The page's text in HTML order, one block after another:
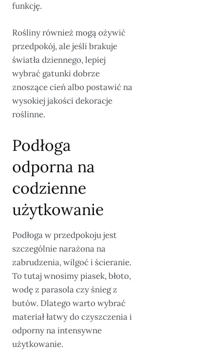
funkcję.
Rośliny również mogą ożywić
przedpokój, ale jeśli brakuje
światła dziennego, lepiej
wybrać gatunki dobrze
znoszące cień albo postawić na
wysokiej jakości dekoracje
roślinne.
Podłoga
odporna na
codzienne
użytkowanie
Podłoga w przedpokoju jest
szczególnie narażona na
zabrudzenia, wilgoć i ścieranie.
To tutaj wnosimy piasek, błoto,
wodę z parasola czy śnieg z
butów. Dlatego warto wybrać
materiał łatwy do czyszczenia i
odporny na intensywne
użytkowanie.